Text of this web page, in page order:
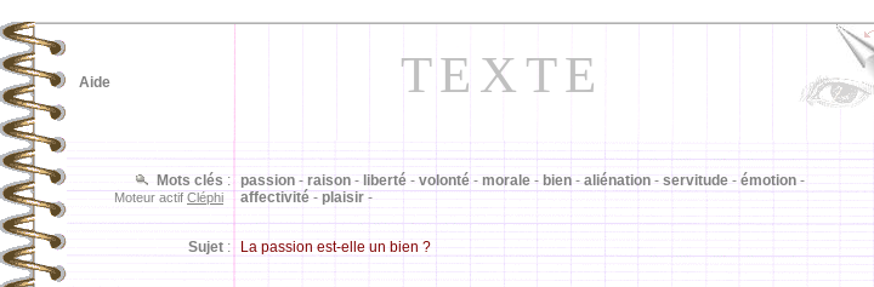
TEXTE
passion - raison - liberté - volonté - morale - bien - aliénation - servitude - émotion -
affectivité - plaisir -
Mots clés :
Moteur actif Cléphi
Sujet : La passion est-elle un bien ?
Aide